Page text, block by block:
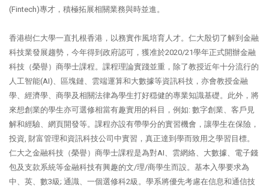
(Fintech)專才，積極拓展相關業務與時並進。
香港樹仁大學一直扎根香港，以務實作風培育人才。仁大殷切了解到金融
科技業發展趨勢，今年得到政府認可，獲准於2020/21學年正式開辦金融
科技（榮譽）商學士課程。課程理論實踐並重，除了教授近年十分流行的
人工智能(AI)、區塊鏈、雲端運算和大數據等資訊科技，亦會教授金融
學、經濟學、商學及相關法律為學生打好穏健的專業知識基礎。此外，將
來想創業的學生亦可選修相當有趣實用的科目，例如: 數字創業、客戶見
解和經驗、網頁開發等。課程亦設有帶學分的實習機會，讓學生在保險，
投資, 財富管理和資訊科技公司中實習，真正達到學而致用之學習目標。
仁大之金融科技（榮譽）商學士課程是為對AI、雲網絡、大數據、電子錢
包及支款系統等金融科技有興趣的文/理/商學生而設。基本入學要求為
中、英、數3級; 通識、一個選修科2級。學系將優先考慮在信息和通信技